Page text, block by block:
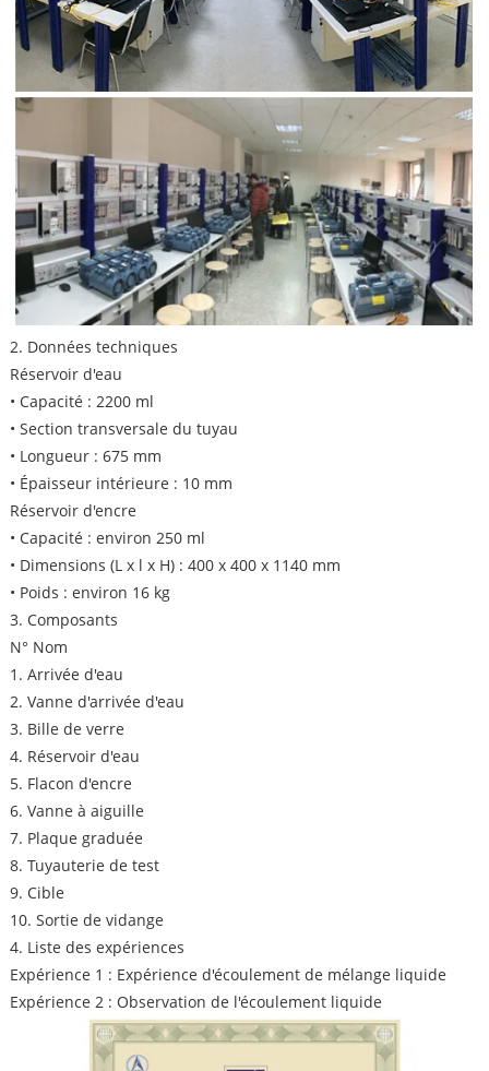
2. Données techniques
Réservoir d'eau
• Capacité : 2200 ml
• Section transversale du tuyau
• Longueur : 675 mm
• Épaisseur intérieure : 10 mm
Réservoir d'encre
• Capacité : environ 250 ml
• Dimensions (L x l x H) : 400 x 400 x 1140 mm
• Poids : environ 16 kg
3. Composants
N° Nom
1. Arrivée d'eau
2. Vanne d'arrivée d'eau
3. Bille de verre
4. Réservoir d'eau
5. Flacon d'encre
6. Vanne à aiguille
7. Plaque graduée
8. Tuyauterie de test
9. Cible
10. Sortie de vidange
4. Liste des expériences
Expérience 1 : Expérience d'écoulement de mélange liquide
Expérience 2 : Observation de l'écoulement liquide